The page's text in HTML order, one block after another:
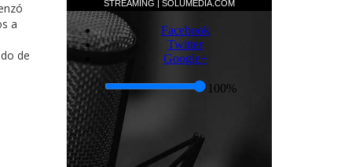
a
de